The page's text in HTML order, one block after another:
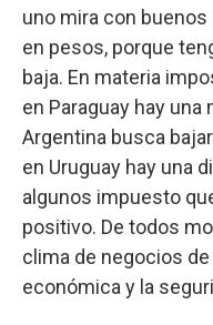
uno mira con buenos
en pesos, porque
baja. En materia
en Paraguay hay
Argentina busca
en Uruguay hay una
algunos impuesto
positivo. De todos
clima de negocios de
económica y la